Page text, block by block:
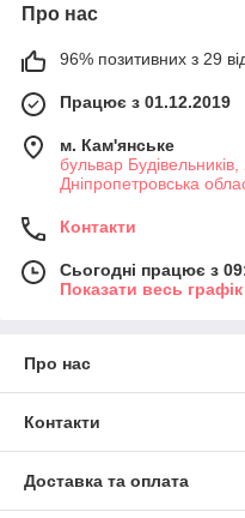
Про нас
96% позитивних з 29
Працює з 01.12.2019
м. Кам'янське
бульвар
Дніпропетровська
Контакти
Сьогодні працює з
Показати весь
Про нас
Контакти
Доставка та оплата